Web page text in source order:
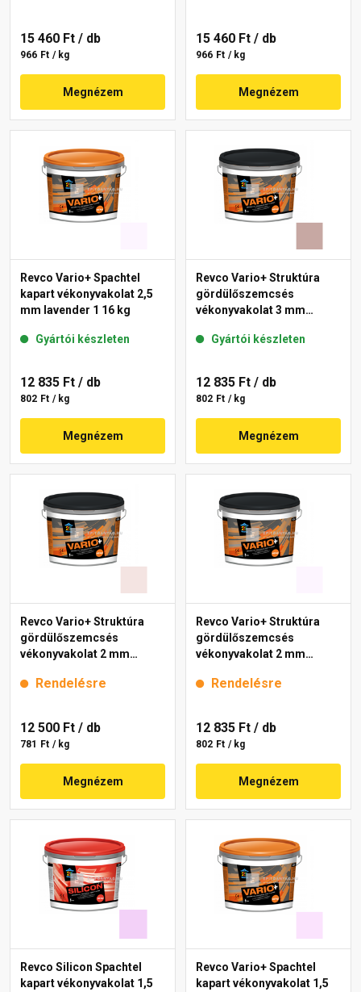
15 460 Ft / db
966 Ft / kg
Megnézem
15 460 Ft / db
966 Ft / kg
Megnézem
Revco Vario+ Spachtel
kapart vékonyvakolat 2,5
mm lavender 1 16 kg
Gyártói készleten
12 835 Ft / db
802 Ft / kg
Megnézem
Revco Vario+ Struktúra
gördülőszemcsés
vékonyvakolat 3 mm
Gyártói készleten
12 835 Ft / db
802 Ft / kg
Megnézem
Revco Vario+ Struktúra
gördülőszemcsés
vékonyvakolat 2 mm
Rendelésre
12 500 Ft / db
781 Ft / kg
Megnézem
Revco Vario+ Struktúra
gördülőszemcsés
vékonyvakolat 2 mm
Rendelésre
12 835 Ft / db
802 Ft / kg
Megnézem
Revco Silicon Spachtel
kapart vékonyvakolat 1,5
Revco Vario+ Spachtel
kapart vékonyvakolat 1,5